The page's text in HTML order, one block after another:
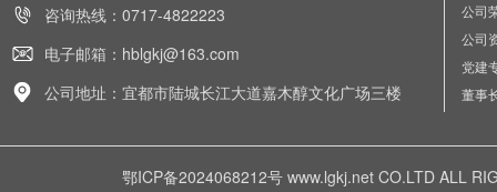
咨询热线：0717-4822223
电子邮箱：hblgkj@163.com
公司地址：宜都市陆城长江大道嘉木醇文化广场三楼
公司
公司
党建
董事
鄂ICP备2024068212号 www.lgkj.net CO.LTD ALL